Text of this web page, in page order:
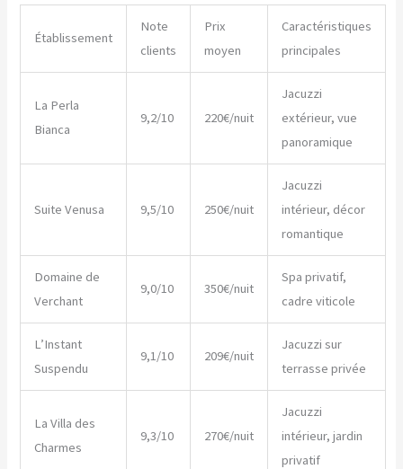
Établissement
Note
clients
Prix
moyen
Caractéristiques
principales
La Perla
Bianca
9,2/10 220€/nuit
Jacuzzi
extérieur, vue
panoramique
Suite Venusa 9,5/10 250€/nuit
Jacuzzi
intérieur, décor
romantique
Domaine de
Verchant
9,0/10 350€/nuit
Spa privatif,
cadre viticole
L’Instant
Suspendu
9,1/10 209€/nuit
Jacuzzi sur
terrasse privée
La Villa des
Charmes
9,3/10 270€/nuit
Jacuzzi
intérieur, jardin
privatif